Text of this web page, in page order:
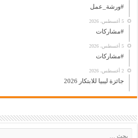
#ورشة_عمل
5 أغسطس، 2026
#مشاركات
5 أغسطس، 2026
#مشاركات
2 أغسطس، 2026
جائزة ليبيا للابتكار 2026